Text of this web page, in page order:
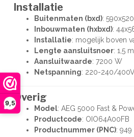
9,5
Installatie
Buitenmaten (bxd):
Inbouwmaten (hxbxd):
Installatie: mogelijk boven
Lengte aansluitsnoer: 1,5 m
Aansluitwaarde: 7200 W
Netspanning: 220-240/
Overig
Model: AEG 5000 Fast &
Productcode: OIO64A00FB
Productnummer (PNC):